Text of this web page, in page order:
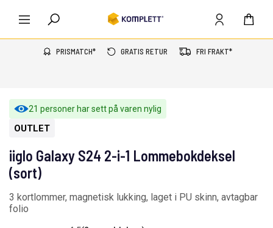
PRISMATCH* GRATIS RETUR FRI FRAKT*
21 personer har sett på varen nylig
OUTLET
iiglo Galaxy S24 2-i-1 Lommebokdeksel
(sort)
3 kortlommer, magnetisk lukking, laget i PU skinn, avtagbar
folio